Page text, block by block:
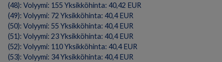
(48): Volyymi: 155 Yksikköhinta: 40,42 EUR
(49): Volyymi: 72 Yksikköhinta: 40,4 EUR
(50): Volyymi: 55 Yksikköhinta: 40,4 EUR
(51): Volyymi: 23 Yksikköhinta: 40,4 EUR
(52): Volyymi: 110 Yksikköhinta: 40,4 EUR
(53): Volyymi: 34 Yksikköhinta: 40,4 EUR